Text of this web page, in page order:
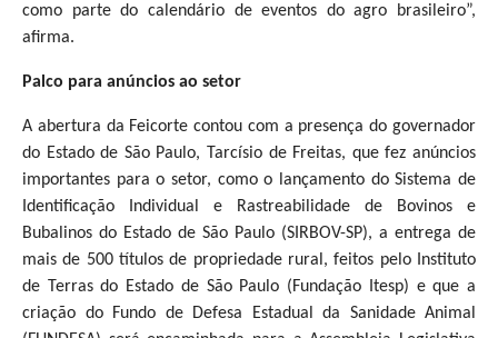
como parte do calendário de eventos do agro brasileiro”,
afirma.
Palco para anúncios ao setor
A abertura da Feicorte contou com a presença do governador
do Estado de São Paulo, Tarcísio de Freitas, que fez anúncios
importantes para o setor, como o lançamento do Sistema de
Identificação Individual e Rastreabilidade de Bovinos e
Bubalinos do Estado de São Paulo (SIRBOV-SP), a entrega de
mais de 500 títulos de propriedade rural, feitos pelo Instituto
de Terras do Estado de São Paulo (Fundação Itesp) e que a
criação do Fundo de Defesa Estadual da Sanidade Animal